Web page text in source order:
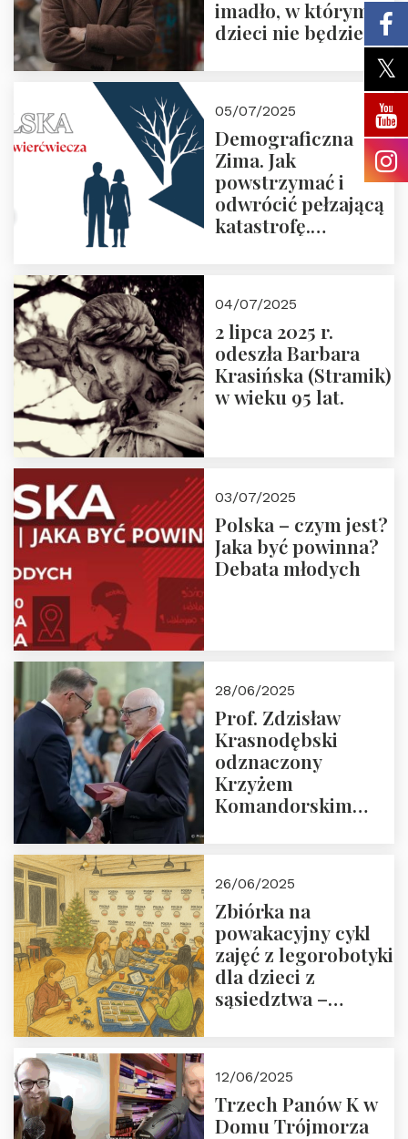
imadło, w którym
dzieci nie będzie
05/07/2025
Demograficzna
Zima. Jak
powstrzymać i
odwrócić pełzającą
katastrofę.
Nowego
Ćwierćwiecza”
04/07/2025
2 lipca 2025 r.
odeszła Barbara
Krasińska (Stramik)
w wieku 95 lat.
03/07/2025
Polska – czym jest?
Jaka być powinna?
Debata młodych
28/06/2025
Prof. Zdzisław
Krasnodębski
odznaczony
Krzyżem
Komandorskim
26/06/2025
Zbiórka na
powakacyjny cykl
zajęć z legorobotyki
dla dzieci z
sąsiedztwa –
Fundacji
12/06/2025
Trzech Panów K w
Domu Trójmorza